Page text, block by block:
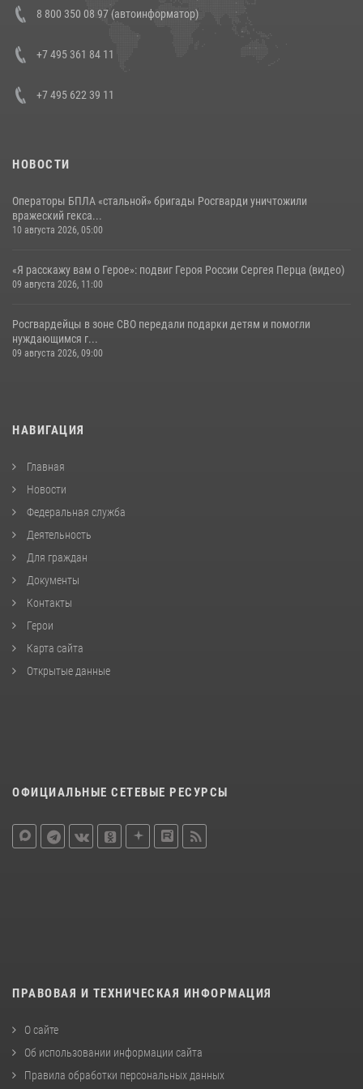
семинар по вопросам развития вневедомственной охраны
06 августа 2026, 14:47
8 800 350 08 97 (автоинформатор)
+7 495 361 84 11
+7 495 622 39 11
НОВОСТИ
Операторы БПЛА «стальной» бригады Росгварди уничтожили
вражеский гекса...
10 августа 2026, 05:00
«Я расскажу вам о Герое»: подвиг Героя России Сергея Перца (видео)
09 августа 2026, 11:00
Росгвардейцы в зоне СВО передали подарки детям и помогли
нуждающимся г...
09 августа 2026, 09:00
НАВИГАЦИЯ
Главная
Новости
Федеральная служба
Деятельность
Для граждан
Документы
Контакты
Герои
Карта сайта
Открытые данные
ОФИЦИАЛЬНЫЕ СЕТЕВЫЕ РЕСУРСЫ
ПРАВОВАЯ И ТЕХНИЧЕСКАЯ ИНФОРМАЦИЯ
О сайте
Об использовании информации сайта
Правила обработки персональных данных